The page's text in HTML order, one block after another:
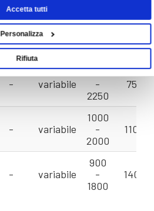
Accetta tutti
Personalizza
Rifiuta
- variabile
1250
2500
- variabile
1120
-
2250
75 -
- variabile
1000
-
2000
110 -
- variabile
900
-
1800
140 -